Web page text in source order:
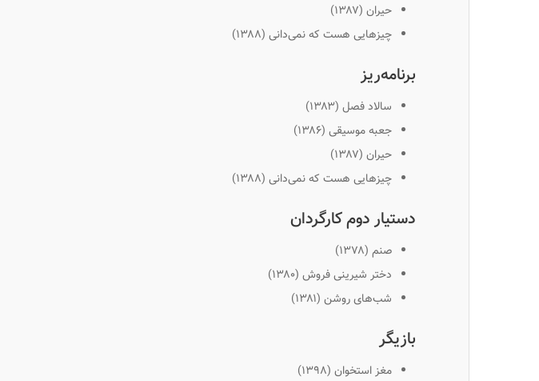
حیران (۱۳۸۷)
چیزهایی هست که نمی‌دانی (۱۳۸۸)
برنامه‌ریز
سالاد فصل (۱۳۸۳)
جعبه موسیقی (۱۳۸۶)
حیران (۱۳۸۷)
چیزهایی هست که نمی‌دانی (۱۳۸۸)
دستیار دوم کارگردان
صنم (۱۳۷۸)
دختر شیرینی فروش (۱۳۸۰)
شب‌های روشن (۱۳۸۱)
بازیگر
مغز استخوان (۱۳۹۸)